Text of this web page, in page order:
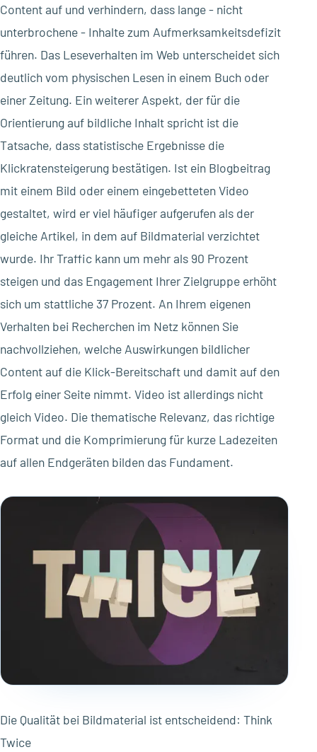
Content auf und verhindern, dass lange - nicht
unterbrochene - Inhalte zum Aufmerksamkeitsdefizit
führen. Das Leseverhalten im Web unterscheidet sich
deutlich vom physischen Lesen in einem Buch oder
einer Zeitung. Ein weiterer Aspekt, der für die
Orientierung auf bildliche Inhalt spricht ist die
Tatsache, dass statistische Ergebnisse die
Klickratensteigerung bestätigen. Ist ein Blogbeitrag
mit einem Bild oder einem eingebetteten Video
gestaltet, wird er viel häufiger aufgerufen als der
gleiche Artikel, in dem auf Bildmaterial verzichtet
wurde. Ihr Traffic kann um mehr als 90 Prozent
steigen und das Engagement Ihrer Zielgruppe erhöht
sich um stattliche 37 Prozent. An Ihrem eigenen
Verhalten bei Recherchen im Netz können Sie
nachvollziehen, welche Auswirkungen bildlicher
Content auf die Klick-Bereitschaft und damit auf den
Erfolg einer Seite nimmt. Video ist allerdings nicht
gleich Video. Die thematische Relevanz, das richtige
Format und die Komprimierung für kurze Ladezeiten
auf allen Endgeräten bilden das Fundament.
Die Qualität bei Bildmaterial ist entscheidend: Think
Twice